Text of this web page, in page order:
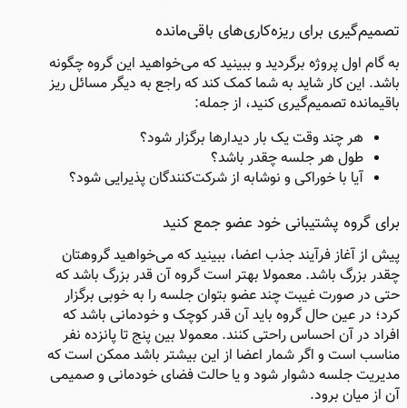
تصمیم‌گیری برای ریزه‌کاری‌های باقی‌مانده ​
به گام اول پروژه برگردید و ببینید که می‌خواهید این گروه چگونه
باشد. این کار شاید به شما کمک کند که راجع به دیگر مسائل ریز
باقیمانده تصمیم‌گیری کنید، از جمله:
هر چند وقت یک بار دیدارها برگزار شود؟
طول هر جلسه چقدر باشد؟
آیا با خوراکی و نوشابه از شرکت‌کنندگان پذیرایی شود؟
برای گروه پشتیبانی خود عضو جمع کنید ​
پیش از آغاز فرآیند جذب اعضا، ببینید که می‌خواهید گروهتان
چقدر بزرگ باشد. معمولا بهتر است گروه آن قدر بزرگ باشد که
حتی در صورت غیبت چند عضو بتوان جلسه را به خوبی‌ برگزار
کرد؛ در عین حال گروه باید آن قدر کوچک و خودمانی باشد که
افراد در آن احساس راحتی کنند. معمولا بین پنج تا پانزده نفر
مناسب است و اگر شمار اعضا از این بیشتر باشد ممکن است که
مدیریت جلسه دشوار شود و یا حالت فضای خودمانی و صمیمی
آن از میان برود.